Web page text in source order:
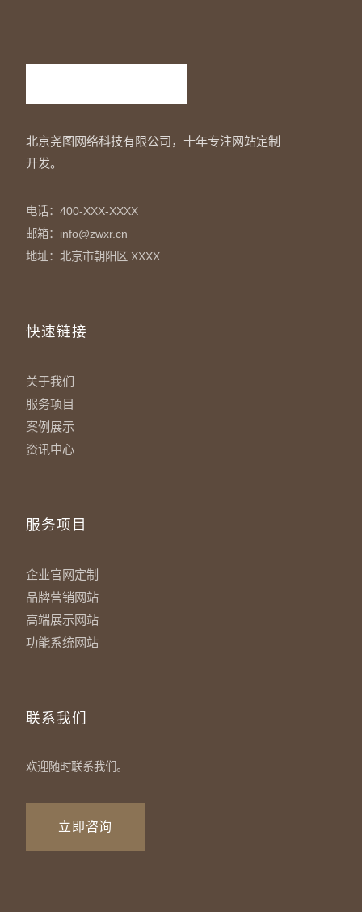
北京尧图网络科技有限公司，十年专注网站定制
开发。
电话：400-XXX-XXXX
邮箱：info@zwxr.cn
地址：北京市朝阳区 XXXX
快速链接
关于我们
服务项目
案例展示
资讯中心
服务项目
企业官网定制
品牌营销网站
高端展示网站
功能系统网站
联系我们
欢迎随时联系我们。
立即咨询